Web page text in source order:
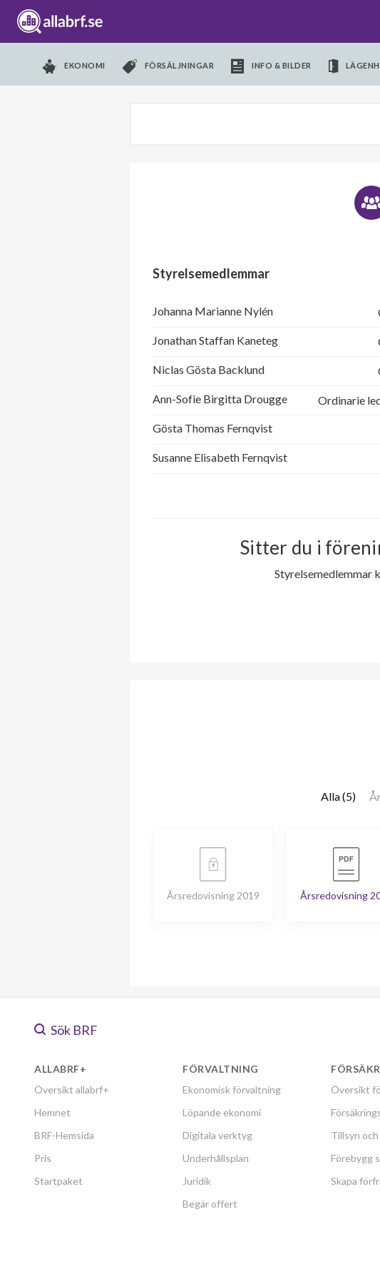
EKONOMI FÖRSÄLJNINGAR INFO & BILDER
Styrelsemedlemmar
Johanna Marianne Nylén
Jonathan Staffan Kaneteg
Niclas Gösta Backlund
Ann-Sofie Birgitta Drougge Ordinarie
Gösta Thomas Fernqvist
Susanne Elisabeth Fernqvist
Sitter du i
Styrelsemedlemmar
Alla (5)
Årsredovisning 2019 Årsredovisning
Sök BRF
ALLABRF+
Översikt allabrf+
Hemnet
BRF-Hemsida
Pris
Startpaket
FÖRVALTNING
Ekonomisk förvaltning
Löpande ekonomi
Digitala verktyg
Underhållsplan
Juridik
Begär offert
Översikt
Tillsyn
Förebygg
Skapa